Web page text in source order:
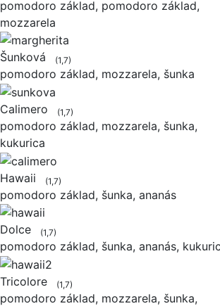
pomodoro základ, pomodoro základ,
mozzarela
Šunková (1,7)
pomodoro základ, mozzarela, šunka
Calimero (1,7)
pomodoro základ, mozzarela, šunka,
kukurica
Hawaii (1,7)
pomodoro základ, šunka, ananás
Dolce (1,7)
pomodoro základ, šunka, ananás,
Tricolore (1,7)
pomodoro základ, mozzarela, šunka,